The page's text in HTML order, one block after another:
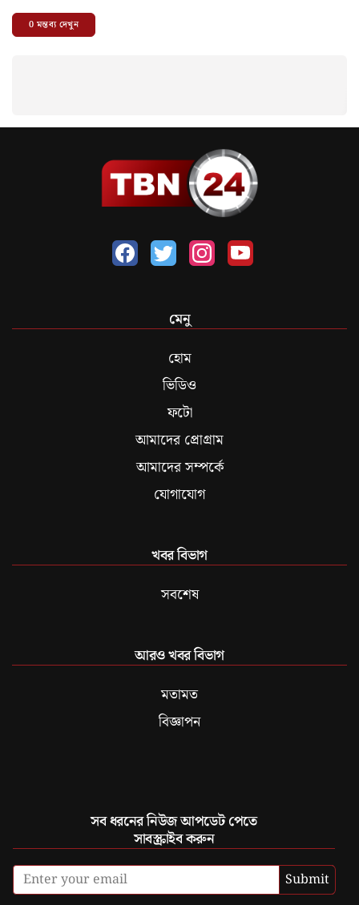
0মন্তব্য দেখুন
মেনু
হোম
ভিডিও
ফটো
আমাদের প্রোগ্রাম
আমাদের সম্পর্কে
যোগাযোগ
খবর বিভাগ
সবশেষ
আরও খবর বিভাগ
মতামত
বিজ্ঞাপন
সব ধরনের নিউজ আপডেট পেতে
সাবস্ক্রাইব করুন
Submit